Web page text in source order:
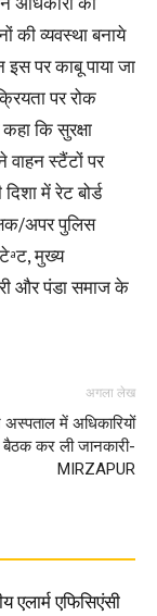
की व्यवस्था बनाये
पर काबू पाया जा
पर रोक
कि सुरक्षा
वाहन स्टैंटों पर
में रेट बोर्ड
अपर पुलिस
मुख्य
और पंडा समाज के
अगला लेख
अस्पताल में अधिकारियों
कर ली जानकारी-
MIRZAPUR
एलार्म एफिसिएंसी